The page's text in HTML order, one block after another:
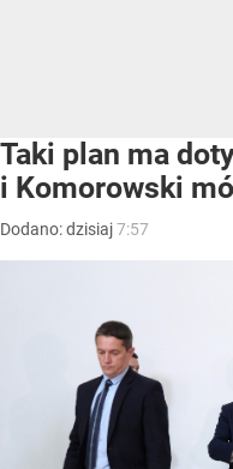
Taki plan ma
i Komorowski
Dodano:dzisiaj7:57